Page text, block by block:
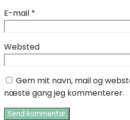
E-mail *
Websted
Gem mit navn, mail og
næste gang jeg kommenterer.